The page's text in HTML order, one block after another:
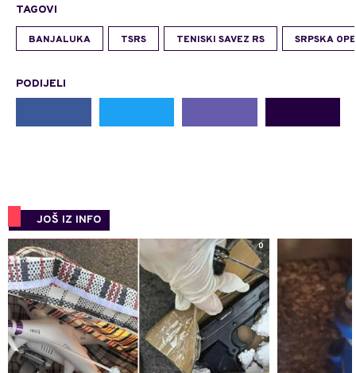
TAGOVI
BANJALUKA TSRS TENISKI SAVEZ RS SRPSKA
PODIJELI
JOŠ IZ INFO
0